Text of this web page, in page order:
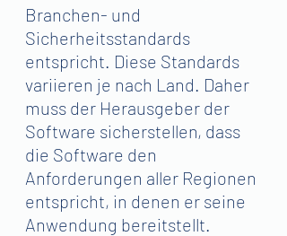
Branchen- und
Sicherheitsstandards
entspricht. Diese Standards
variieren je nach Land. Daher
muss der Herausgeber der
Software sicherstellen, dass
die Software den
Anforderungen aller Regionen
entspricht, in denen er seine
Anwendung bereitstellt.